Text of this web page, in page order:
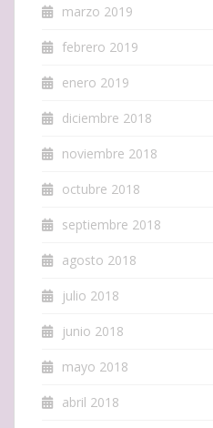
marzo 2019
febrero 2019
enero 2019
diciembre 2018
noviembre 2018
octubre 2018
septiembre 2018
agosto 2018
julio 2018
junio 2018
mayo 2018
abril 2018